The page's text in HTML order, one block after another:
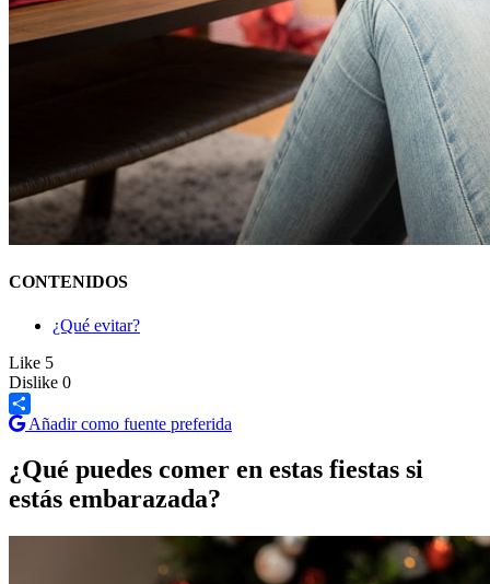
CONTENIDOS
¿Qué evitar?
Like 5
Dislike 0
Share
Añadir como fuente preferida
¿Qué puedes comer en estas fiestas si
estás embarazada?